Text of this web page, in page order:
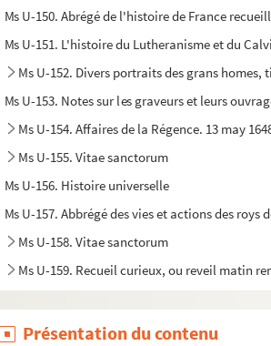
Ms U-150. Abrégé de l'histoire de France
Ms U-151. L'histoire du Lutheranisme et du
Ms U-152. Divers portraits des grans
Ms U-153. Notes sur les graveurs et leurs
Ms U-154. Affaires de la Régence. 13 may
Ms U-155. Vitae sanctorum
Ms U-156. Histoire universelle
Ms U-157. Abbrégé des vies et actions des roys
Ms U-158. Vitae sanctorum
Ms U-159. Recueil curieux, ou reveil matin
Présentation du contenu